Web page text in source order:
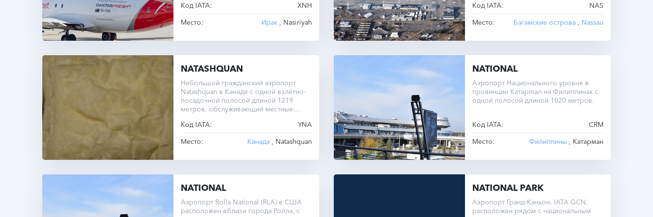
Код IATA:
XNH
Место:
Ирак , Nasiriyah
год — UTC-5.
Код IATA:
NAS
Место:
Багамские острова Nassau
NATASHQUAN
Небольшой гражданский аэропорт
Natashquan в Канаде с одной взлётно-
посадочной полосой длиной 1219
метров, обслуживающий местные
Код IATA:
YNA
Место:
Канада , Natashquan
NATIONAL
Аэропорт Национального уровня в
провинции Катарman на Филиппинах с
одной полосой длиной 1020 метров.
Код IATA:
CRM
Место:
Филиппины , Катарман
NATIONAL
Аэропорт Rolla National (RLA) в США
расположен вблизи города Ролла, с
NATIONAL PARK
Аэропорт Гранд-Каньон, IATA GCN,
расположен рядом с национальным